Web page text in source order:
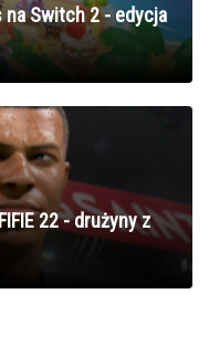
na Switch 2 - edycja
22 - drużyny z